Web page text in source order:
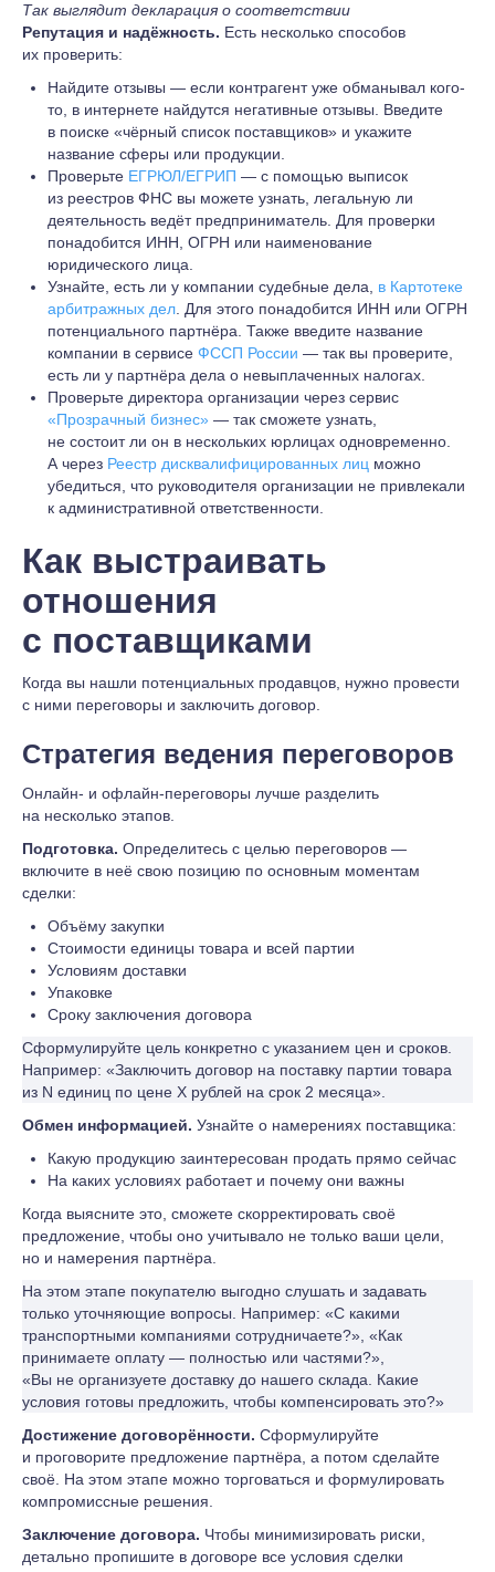
Так выглядит декларация о соответствии
Репутация и надёжность. Есть несколько способов
их проверить:
Найдите отзывы — если контрагент уже обманывал кого-
то, в интернете найдутся негативные отзывы. Введите
в поиске «чёрный список поставщиков» и укажите
название сферы или продукции.
Проверьте ЕГРЮЛ/ЕГРИП — с помощью выписок
из реестров ФНС вы можете узнать, легальную ли
деятельность ведёт предприниматель. Для проверки
понадобится ИНН, ОГРН или наименование
юридического лица.
Узнайте, есть ли у компании судебные дела, в Картотеке
арбитражных дел . Для этого понадобится ИНН или ОГРН
потенциального партнёра. Также введите название
компании в сервисе ФССП России — так вы проверите,
есть ли у партнёра дела о невыплаченных налогах.
Проверьте директора организации через сервис
«Прозрачный бизнес» — так сможете узнать,
не состоит ли он в нескольких юрлицах одновременно.
А через Реестр дисквалифицированных лиц можно
убедиться, что руководителя организации не привлекали
к административной ответственности.
Как выстраивать
отношения
с поставщиками
Когда вы нашли потенциальных продавцов, нужно провести
с ними переговоры и заключить договор.
Стратегия ведения переговоров
Онлайн- и офлайн-переговоры лучше разделить
на несколько этапов.
Подготовка. Определитесь с целью переговоров —
включите в неё свою позицию по основным моментам
сделки:
Объёму закупки
Стоимости единицы товара и всей партии
Условиям доставки
Упаковке
Сроку заключения договора
Сформулируйте цель конкретно с указанием цен и сроков.
Например: «Заключить договор на поставку партии товара
из N единиц по цене Х рублей на срок 2 месяца».
Обмен информацией. Узнайте о намерениях поставщика:
Какую продукцию заинтересован продать прямо сейчас
На каких условиях работает и почему они важны
Когда выясните это, сможете скорректировать своё
предложение, чтобы оно учитывало не только ваши цели,
но и намерения партнёра.
На этом этапе покупателю выгодно слушать и задавать
только уточняющие вопросы. Например: «С какими
транспортными компаниями сотрудничаете?», «Как
принимаете оплату — полностью или частями?»,
«Вы не организуете доставку до нашего склада. Какие
условия готовы предложить, чтобы компенсировать это?»
Достижение договорённости. Сформулируйте
и проговорите предложение партнёра, а потом сделайте
своё. На этом этапе можно торговаться и формулировать
компромиссные решения.
Заключение договора. Чтобы минимизировать риски,
детально пропишите в договоре все условия сделки